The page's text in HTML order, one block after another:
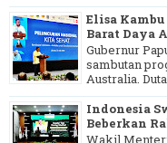
Elisa
Barat Daya
Gubernur
sambutan
Australia.
Indonesia
Beberkan
Wakil